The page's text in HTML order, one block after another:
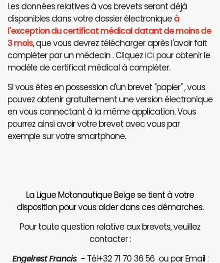
Les données relatives à vos brevets seront déjà
disponibles dans votre dossier électronique à
l'exception du certificat médical datant de moins de
3 mois, que vous devrez télécharger après l'avoir fait
compléter par un médecin . CliquezICI pour obtenir le
modèle de certificat médical à compléter.
Si vous êtes en possession d'un brevet "papier" , vous
pouvez obtenir gratuitement une version électronique
en vous connectant à la même application. Vous
pourrez ainsi avoir votre brevet avec vous par
exemple sur votre smartphone.
La Ligue Motonautique Belge se tient à votre
disposition pour vous aider dans ces démarches.
Pour toute question relative aux brevets, veuillez
contacter :
Engelrest Francis -Tél+32 71 70 36 56 ou par Email :